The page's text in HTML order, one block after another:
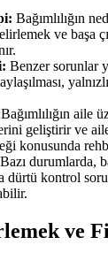
Bağımlılığın
ve başa
Benzer sorunlar
Bağımlılığın aile
geliştirir ve
konusunda
Bazı durumlarda,
dürtü kontrol
ve